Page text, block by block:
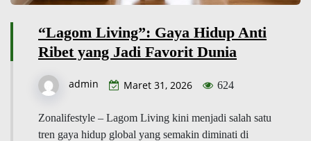
“Lagom Living”: Gaya Hidup Anti
Ribet yang Jadi Favorit Dunia
admin Maret 31, 2026 624
Zonalifestyle – Lagom Living kini menjadi salah satu
tren gaya hidup global yang semakin diminati di